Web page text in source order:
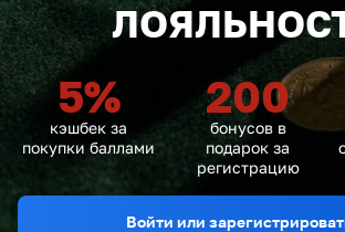
5%
кэшбек за
покупки баллами
200
бонусов в
подарок за
регистрацию
Войти или